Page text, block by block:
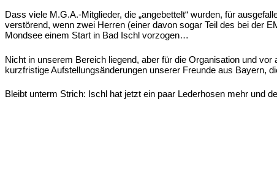
Dass viele M.G.A.-Mitglieder, die „angebettelt“ wurden, für
verstörend, wenn zwei Herren (einer davon sogar Teil des bei der
Mondsee einem Start in Bad Ischl vorzogen…
Nicht in unserem Bereich liegend, aber für die Organisation und
kurzfristige Aufstellungsänderungen unserer Freunde aus Bayern,
Bleibt unterm Strich: Ischl hat jetzt ein paar Lederhosen mehr und